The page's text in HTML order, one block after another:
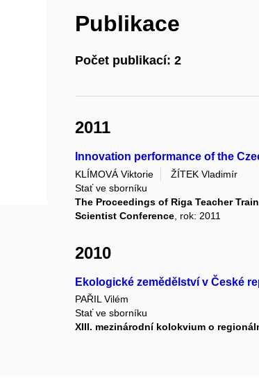
Publikace
Počet publikací: 2
2011
Innovation performance of the
KLÍMOVÁ Viktorie
ŽÍTEK Vladimír
Stať ve sborníku
The Proceedings of Riga Teacher
Scientist Conference , rok: 2011
2010
Ekologické zemědělství v České
PAŘIL Vilém
Stať ve sborníku
XIII. mezinárodní kolokvium o